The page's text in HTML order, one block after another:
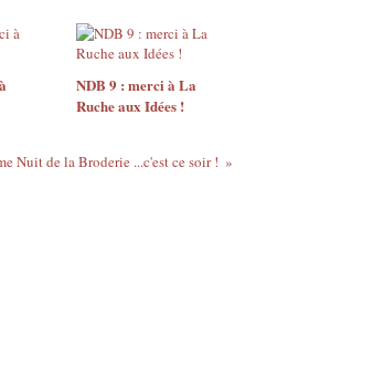
NDB 9 : merci à La
Ruche aux Idées !
Nuit de la Broderie ...c'est ce soir !